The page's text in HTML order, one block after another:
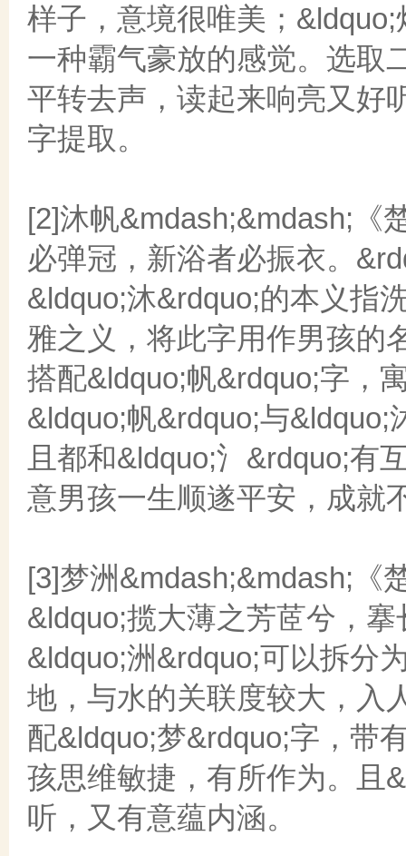
样子，意境很唯美；
一种霸气豪放的感觉。选取
平转去声，读起来响亮又好
字提取。
[2]沐帆&mdash;&mdash;《
必弹冠，新浴者必振衣。
&ldquo;沐&rdquo;的本义指
雅之义，将此字用作男孩的
搭配&ldquo;帆&rdquo;字，
&ldquo;帆&rdquo;与
且都和&ldquo;氵&rdquo;有
意男孩一生顺遂平安，成就
[3]梦洲&mdash;&mdash;《
&ldquo;揽大薄之芳茝兮，
&ldquo;洲&rdquo;可以拆分
地，与水的关联度较大，入
配&ldquo;梦&rdquo;字，带
孩思维敏捷，有所作为。且
听，又有意蕴内涵。